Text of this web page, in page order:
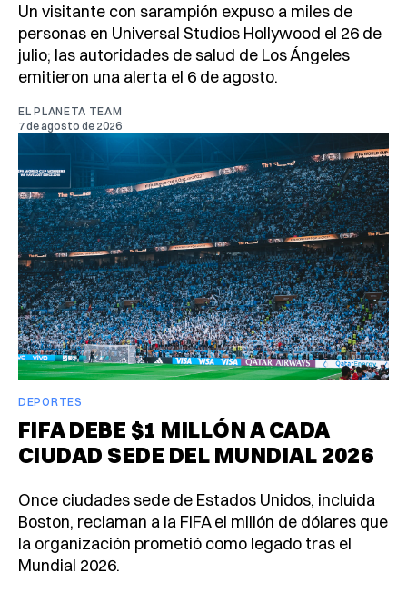
Un visitante con sarampión expuso a miles de
personas en Universal Studios Hollywood el 26 de
julio; las autoridades de salud de Los Ángeles
emitieron una alerta el 6 de agosto.
EL PLANETA TEAM
7 de agosto de 2026
DEPORTES
FIFA DEBE $1 MILLÓN A CADA
CIUDAD SEDE DEL MUNDIAL 2026
Once ciudades sede de Estados Unidos, incluida
Boston, reclaman a la FIFA el millón de dólares que
la organización prometió como legado tras el
Mundial 2026.